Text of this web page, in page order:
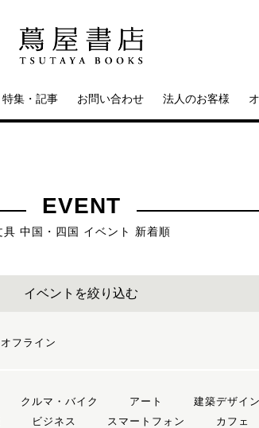
特集・記事 お問い合わせ 法人のお客様
EVENT
具 中国・四国 イベント 新着順
イベントを絞り込む
オフライン
クルマ・バイク アート 建築デザイン
ビジネス スマートフォン カフェ